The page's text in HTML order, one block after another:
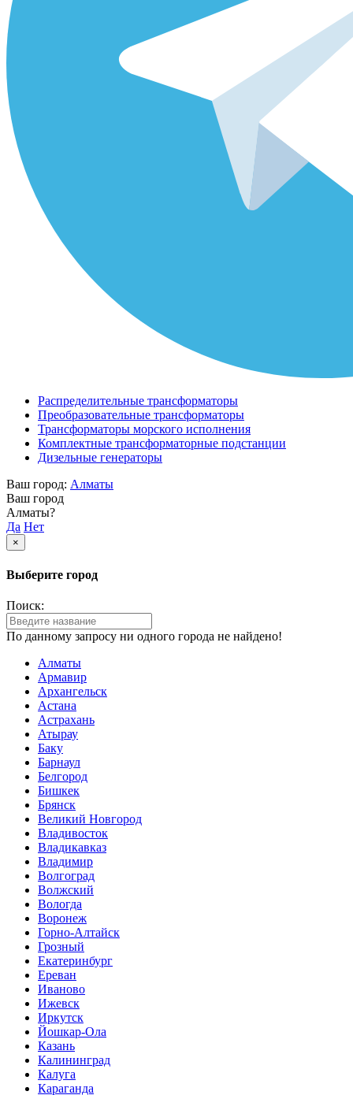
Распределительные трансформаторы
Преобразовательные трансформаторы
Трансформаторы морского исполнения
Комплектные трансформаторные подстанции
Дизельные генераторы
Ваш город: Алматы
Ваш город
Алматы?
Да Нет
×
Выберите город
Поиск:
По данному запросу ни одного города не найдено!
Алматы
Армавир
Архангельск
Астана
Астрахань
Атырау
Баку
Барнаул
Белгород
Бишкек
Брянск
Великий Новгород
Владивосток
Владикавказ
Владимир
Волгоград
Волжский
Вологда
Воронеж
Горно-Алтайск
Грозный
Екатеринбург
Ереван
Иваново
Ижевск
Иркутск
Йошкар-Ола
Казань
Калининград
Калуга
Караганда